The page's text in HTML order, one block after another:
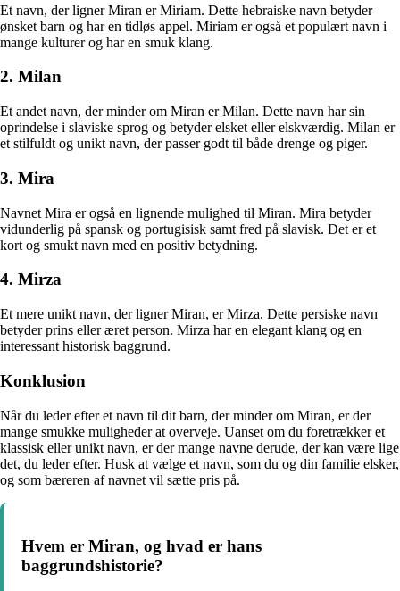
Et navn, der ligner Miran er Miriam. Dette hebraiske navn betyder
ønsket barn og har en tidløs appel. Miriam er også et populært navn i
mange kulturer og har en smuk klang.
2. Milan
Et andet navn, der minder om Miran er Milan. Dette navn har sin
oprindelse i slaviske sprog og betyder elsket eller elskværdig. Milan er
et stilfuldt og unikt navn, der passer godt til både drenge og piger.
3. Mira
Navnet Mira er også en lignende mulighed til Miran. Mira betyder
vidunderlig på spansk og portugisisk samt fred på slavisk. Det er et
kort og smukt navn med en positiv betydning.
4. Mirza
Et mere unikt navn, der ligner Miran, er Mirza. Dette persiske navn
betyder prins eller æret person. Mirza har en elegant klang og en
interessant historisk baggrund.
Konklusion
Når du leder efter et navn til dit barn, der minder om Miran, er der
mange smukke muligheder at overveje. Uanset om du foretrækker et
klassisk eller unikt navn, er der mange navne derude, der kan være lige
det, du leder efter. Husk at vælge et navn, som du og din familie elsker,
og som bæreren af navnet vil sætte pris på.
Hvem er Miran, og hvad er hans
baggrundshistorie?